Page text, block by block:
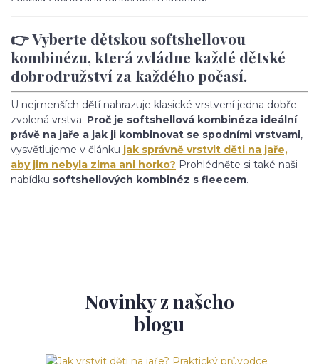
👉 Vyberte dětskou softshellovou
kombinézu, která zvládne každé dětské
dobrodružství za každého počasí.
U nejmenších dětí nahrazuje klasické vrstvení jedna dobře
zvolená vrstva. Proč je softshellová kombinéza ideální
právě na jaře a jak ji kombinovat se spodními vrstvami,
vysvětlujeme v článku jak správně vrstvit děti na jaře,
aby jim nebyla zima ani horko? Prohlédněte si také naši
nabídku softshellových kombinéz s fleecem.
Novinky z našeho
blogu